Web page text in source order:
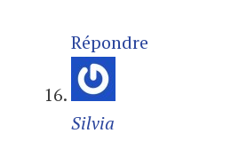
Répondre
Silvia